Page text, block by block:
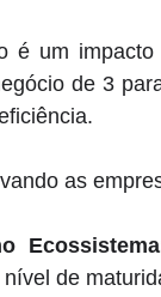
é um
de 3
as
de